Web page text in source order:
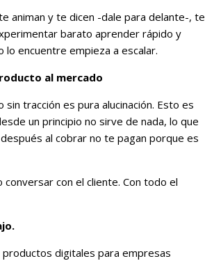
animan y te dicen -dale para delante-, te
barato aprender rápido y
lo encuentre empieza a escalar.
al mercado
tracción es pura alucinación. Esto es
un principio no sirve de nada, lo que
al cobrar no te pagan porque es
con el cliente. Con todo el
digitales para empresas